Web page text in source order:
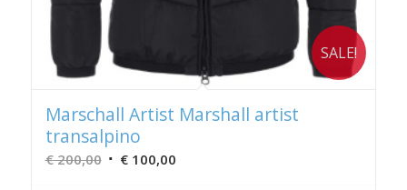
SALE!
Marschall Artist Marshall artist
transalpino
€200,00 Oorspronkelijke
€100,00Huidige